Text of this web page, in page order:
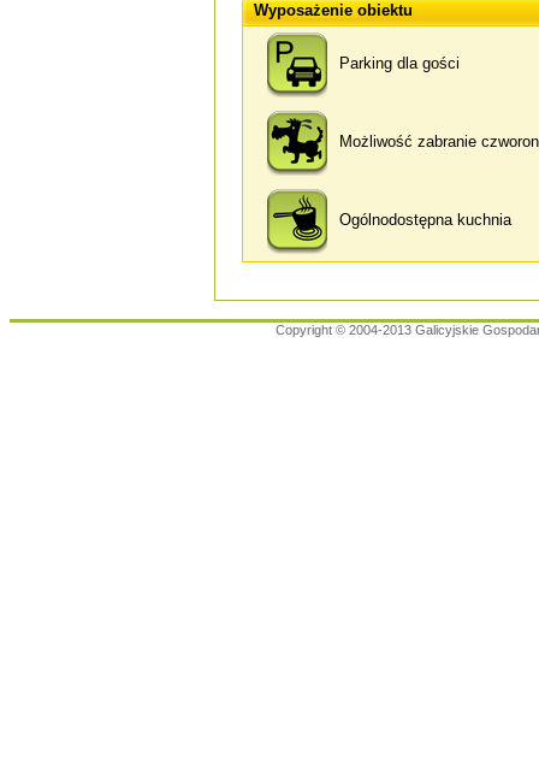
Wyposażenie obiektu
Parking dla gości
Możliwość zabranie
Ogólnodostępna kuchnia
Copyright © 2004-2013 Galicyjskie